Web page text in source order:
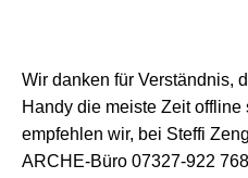
Wir danken für Verständnis,
Handy die meiste Zeit
empfehlen wir, bei Steffi
ARCHE-Büro 07327-922